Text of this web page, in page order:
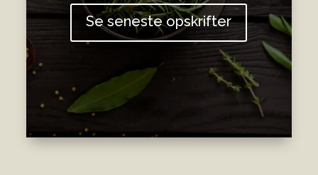
Se seneste opskrifter